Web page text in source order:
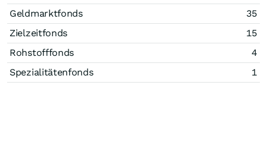
Geldmarktfonds
35
Zielzeitfonds
15
Rohstofffonds
4
Spezialitätenfonds
1